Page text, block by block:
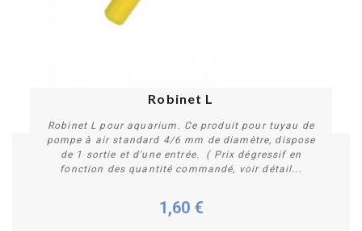
Robinet L
Robinet L pour aquarium. Ce produit pour tuyau de
pompe à air standard 4/6 mm de diamètre, dispose
de 1 sortie et d'une entrée. ( Prix dégressif en
fonction des quantité commandé, voir détail...
1,60 €